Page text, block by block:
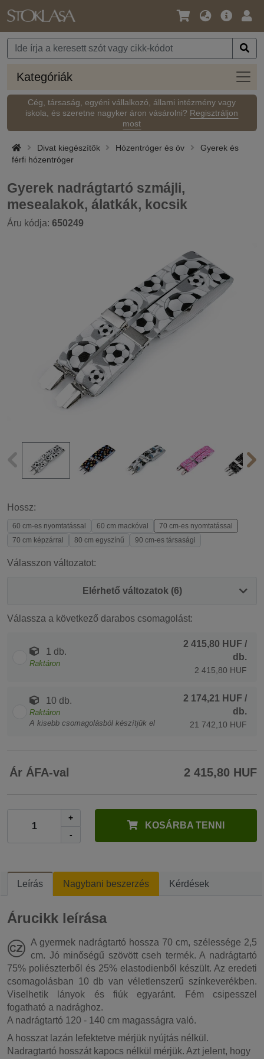
Nyelv
Pénznem
Fő
Kategóriák
Cég, társaság, egyéni vállalkozó, állami intézmény vagy
iskola, és szeretne nagyker áron vásárolni? Regisztráljon
most
Divat kiegészítők Hózentróger és öv
Gyerek és
férfi hózentróger
Gyerek nadrágtartó szmájli,
mesealakok, álatkák, kocsik
Áru kódja: 650249
Hossz:
60 cm-es nyomtatással 60 cm mackóval
70 cm-es nyomtatással
70 cm képzárral
80 cm egyszínű 90 cm-es társasági
Válasszon változatot:
Elérhető változatok (6)
Válassza a következő darabos csomagolást:
1 db.
Raktáron
2 415,80 HUF /
db.
2 415,80 HUF
10 db.
Raktáron
A kisebb csomagolásból készítjük el
2 174,21 HUF /
db.
21 742,10 HUF
Ár ÁFA-val 2 415,80 HUF
+
-
KOSÁRBA TENNI
Leírás Nagybani beszerzés Kérdések
Árucikk leírása
A gyermek nadrágtartó hossza 70 cm, szélessége 2,5
cm. Jó minőségű szövött cseh termék. A nadrágtartó
75% poliészterből és 25% elastodienből készült. Az eredeti
csomagolásban 10 db van véletlenszerű színkeverékben.
Viselhetik lányok és fiúk egyaránt. Fém csipesszel
fogatható a nadrághoz.
A nadrágtartó 120 - 140 cm magasságra való.
A hosszat lazán lefektetve mérjük nyújtás nélkül.
Nadragtartó hosszát kapocs nélkül mérjük. Azt jelent, hogy